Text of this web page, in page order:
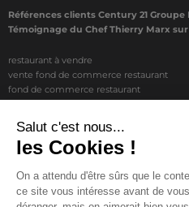
Références clients Century 21 Groupe
Témoignage du Chef Thierry Marx
restaurant à vendre
vente fond de commerce restaurant
fond de commerce restaurant
vente de fond de commerce restaurant
acheter restaurant